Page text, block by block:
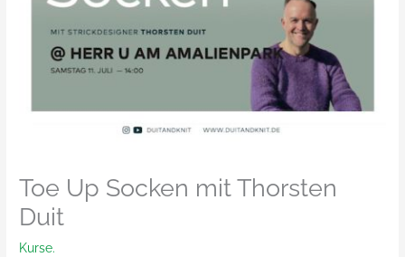
Toe Up Socken mit Thorsten
Duit
Kurse.